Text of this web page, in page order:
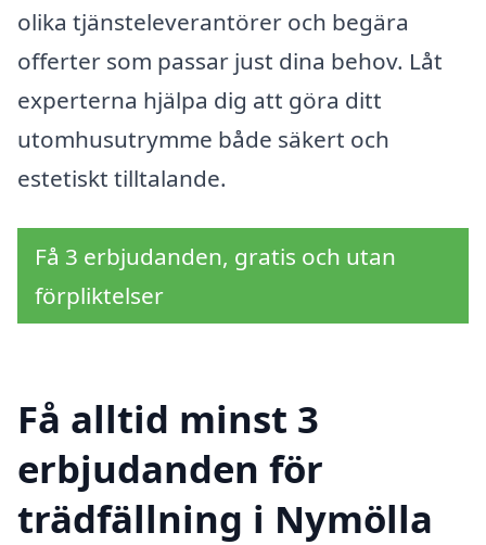
olika tjänsteleverantörer och begära
offerter som passar just dina behov. Låt
experterna hjälpa dig att göra ditt
utomhusutrymme både säkert och
estetiskt tilltalande.
Få 3 erbjudanden, gratis och utan
förpliktelser
Få alltid minst 3
erbjudanden för
trädfällning i Nymölla